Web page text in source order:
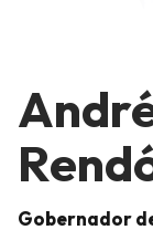
Gobernador